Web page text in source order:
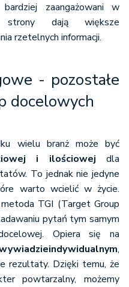
zaangażowani w
strony dają większe
rzetelnych informacji.
- pozostałe
docelowych
wielu branż może być
i ilościowej dla
To jednak nie jedyne
warto wcielić w życie.
TGI (Target Group
pytań tym samym
Opiera się na
indywidualnym,
rezultaty. Dzięki temu, że
powtarzalny, możemy